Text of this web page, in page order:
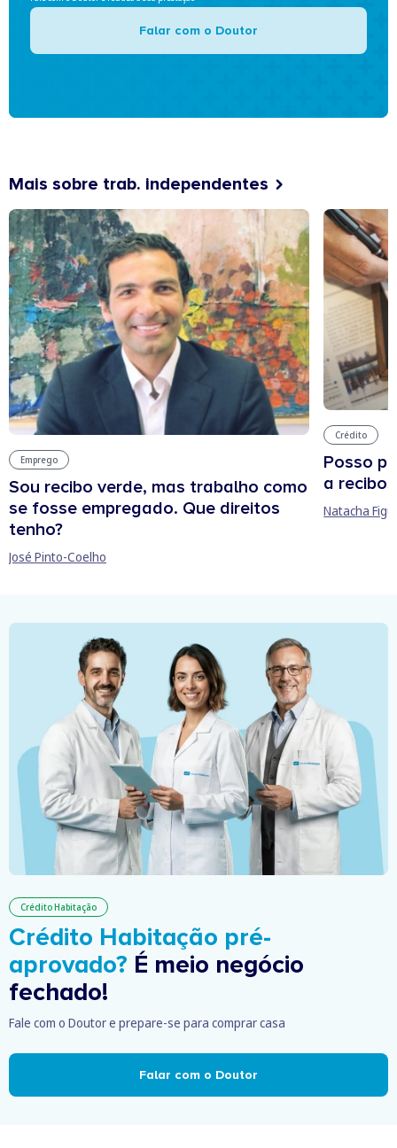
Falar com o Doutor
Mais sobre trab. independentes
Emprego
Sou recibo verde, mas trabalho como
se fosse empregado. Que direitos
tenho?
José Pinto-Coelho
Crédito
Posso
a
Natacha
Crédito Habitação
Crédito Habitação pré-
aprovado? É meio negócio
fechado!
Fale com o Doutor e prepare-se para comprar casa
Falar com o Doutor